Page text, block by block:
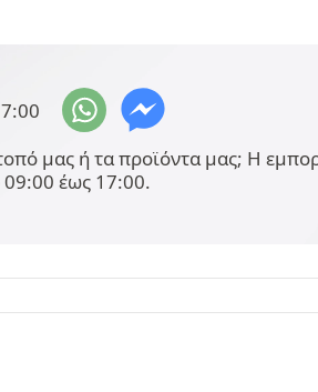
μας ή τα προϊόντα μας; Η
έως 17:00.